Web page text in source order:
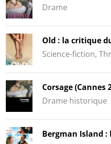
Drame
Old : la critique
Science-fiction,
Corsage (Cannes
Drame historique
Bergman Island